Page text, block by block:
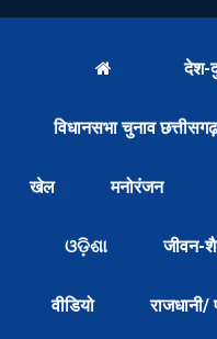
देश-
विधानसभा चुनाव छत्तीसगढ़
खेल मनोरंजन
ଓଡ଼ିଶା जीवन-
वीडियो राजधानी/